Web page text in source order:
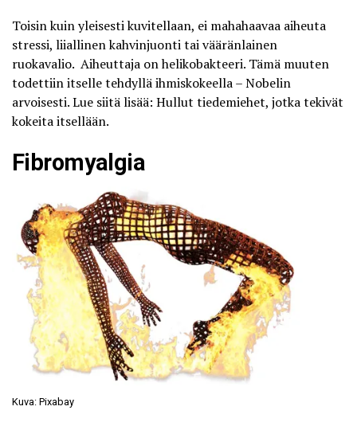
Toisin kuin yleisesti kuvitellaan, ei mahahaavaa aiheuta
stressi, liiallinen kahvinjuonti tai vääränlainen
ruokavalio. Aiheuttaja on helikobakteeri. Tämä muuten
todettiin itselle tehdyllä ihmiskokeella – Nobelin
arvoisesti.Lue siitä lisää: Hullut tiedemiehet, jotka tekivät
kokeita itsellään.
Fibromyalgia
Kuva: Pixabay